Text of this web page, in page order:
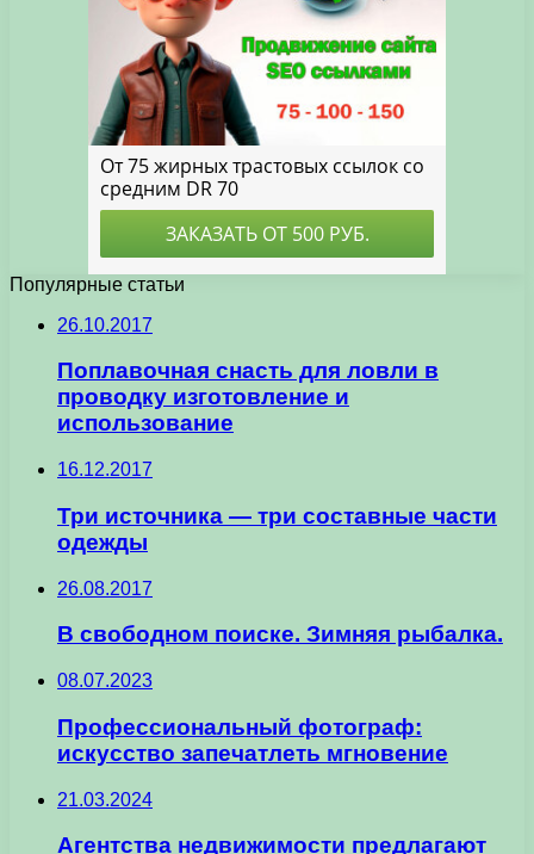
Популярные статьи
26.10.2017
Поплавочная снасть для ловли в
проводку изготовление и
использование
16.12.2017
Три источника — три составные части
одежды
26.08.2017
В свободном поиске. Зимняя рыбалка.
08.07.2023
Профессиональный фотограф:
искусство запечатлеть мгновение
21.03.2024
Агентства недвижимости предлагают